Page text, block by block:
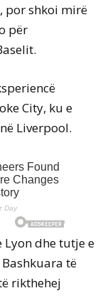
por shkoi mirë
për
City, ku e
Liverpool.
dhe tutje e
të
rikthehej